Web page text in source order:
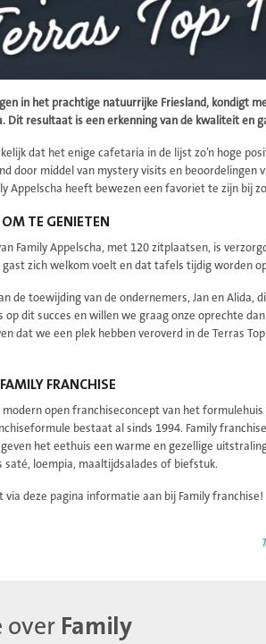
in het prachtige natuurrijke Friesland, kondigt
Dit resultaat is een erkenning van de kwaliteit en
dat het enige cafetaria in de lijst zo’n hoge
door middel van mystery visits en
Appelscha heeft bewezen een favoriet te zijn bij
OM TE GENIETEN
Family Appelscha, met 120 zitplaatsen, is
zich welkom voelt en dat tafels tijdig worden
de toewijding van de ondernemers, Jan en Alida,
op dit succes en willen we graag onze oprechte
dat we een plek hebben veroverd in de Terras
FRANCHISE
modern open franchiseconcept van het
bestaat al sinds 1994. Family
het eethuis een warme en gezellige
saté, loempia, maaltijdsalades of biefstuk.
via deze pagina informatie aan bij Family franchise!
over Family